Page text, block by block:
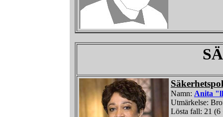
Namn: Anita
Utmärkelse:
Lösta fall: 21 (6